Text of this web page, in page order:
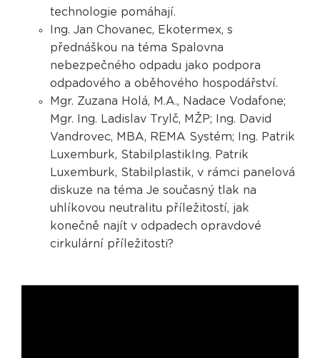
technologie pomáhají.
Ing. Jan Chovanec, Ekotermex, s
přednáškou na téma Spalovna
nebezpečného odpadu jako podpora
odpadového a oběhového hospodářství.
Mgr. Zuzana Holá, M.A., Nadace Vodafone;
Mgr. Ing. Ladislav Trylč, MŽP; Ing. David
Vandrovec, MBA, REMA Systém; Ing. Patrik
Luxemburk, StabilplastikIng. Patrik
Luxemburk, Stabilplastik, v rámci panelová
diskuze na téma Je současný tlak na
uhlíkovou neutralitu příležitostí, jak
konečně najít v odpadech opravdové
cirkulární příležitosti?